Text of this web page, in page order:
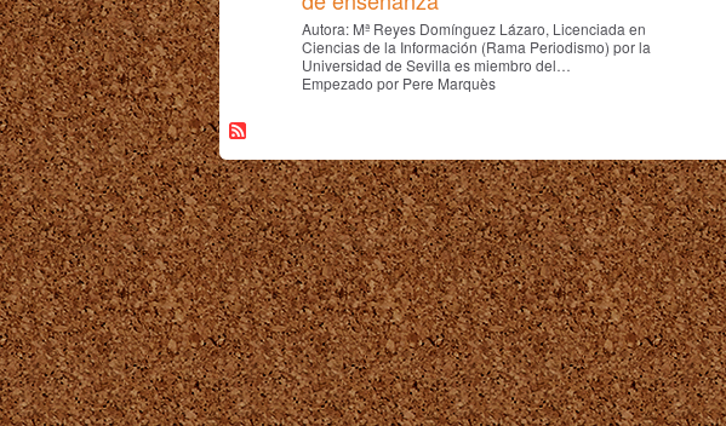
Autora: Mª Reyes Domínguez Lázaro, Licenciada en
Ciencias de la Información (Rama Periodismo) por la
Universidad de Sevilla es miembro del…
Empezado por Pere Marquès